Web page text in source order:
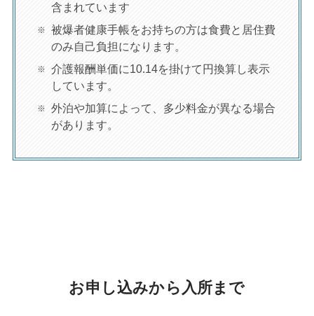
含まれています
被爆者健康手帳をお持ちの方は食費と居住費
のみ自己負担になります。
介護報酬単価に10.14を掛けて円換算し表示
しています。
外泊や加算によって、多少料金が異なる場合
があります。
お申し込みから入所まで